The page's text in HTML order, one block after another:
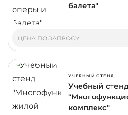
балета"
ЦЕНА ПО ЗАПРОСУ
УЧЕБНЫЙ СТЕНД
Учебный стенд
комплекс"